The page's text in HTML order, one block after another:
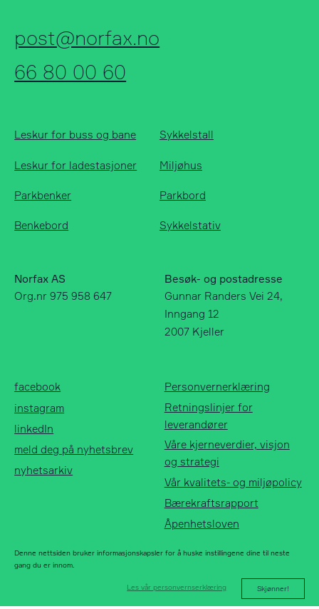
Org.nr 975 958 647
instagram
meld deg på
nyhetsbrev
nyhetsarkiv
Denne nettsiden bruker informasjonskapsler for å huske instillingene dine til neste
gang du er innom.
Les vår personvernserklæring Skjønner!
post@norfax.no
66 80 00 60
Leskur for buss og bane Sykkelstall
Leskur for ladestasjoner Miljøhus
Parkbenker Parkbord
Benkebord Sykkelstativ
Norfax AS
Org.nr 975 958 647
Besøk- og postadresse
Gunnar Randers Vei 24,
Inngang 12
2007 Kjeller
facebook
instagram
linkedIn
meld deg på nyhetsbrev
nyhetsarkiv
Personvernerklæring
Retningslinjer for
leverandører
Våre kjerneverdier, visjon
og strategi
Vår kvalitets- og miljøpolicy
Bærekraftsrapport
Åpenhetsloven